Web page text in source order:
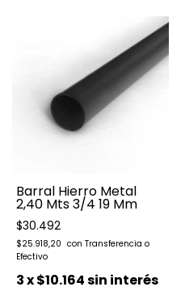
Barral Hierro Metal
2,40 Mts 3/4 19 Mm
$30.492
$25.918,20
3x$10.164sin interés